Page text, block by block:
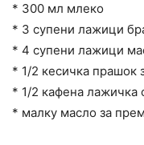
* 300 мл млеко
* 3 супени лажици
* 4 супени лажици
* 1/2 кесичка прашок
* 1/2 кафена лажичка
* малку масло за